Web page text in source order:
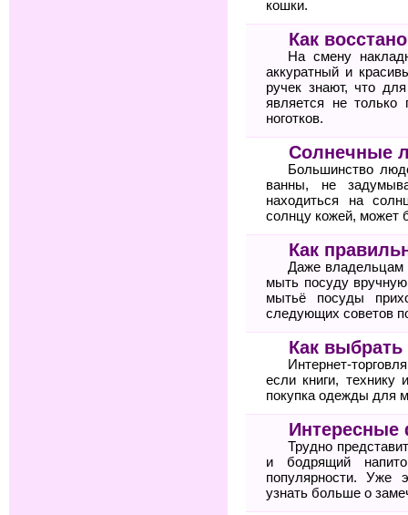
кошки.
Как
На смену
аккуратный и
ручек знают, что
является не только
ноготков.
Солнечные
Большинство
ванны, не
находиться на
солнцу кожей, может
Как
Даже владельцам
мыть посуду
мытьё посуды
следующих советов
Как
Интернет-
если книги, технику
покупка одежды для
Интересные
Трудно
и бодрящий
популярности. Уже
узнать больше о